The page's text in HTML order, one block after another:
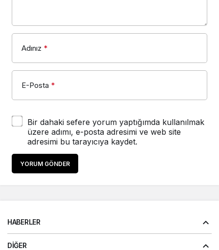
Adınız *
E-Posta *
Bir dahaki sefere yorum yaptığımda kullanılmak
üzere adımı, e-posta adresimi ve web site
adresimi bu tarayıcıya kaydet.
YORUM GÖNDER
HABERLER
DIĞER